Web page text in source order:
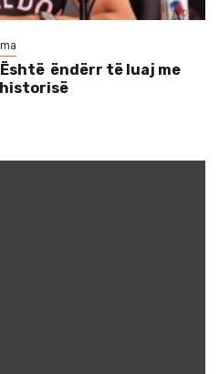
ëndërr të luaj me
historisë